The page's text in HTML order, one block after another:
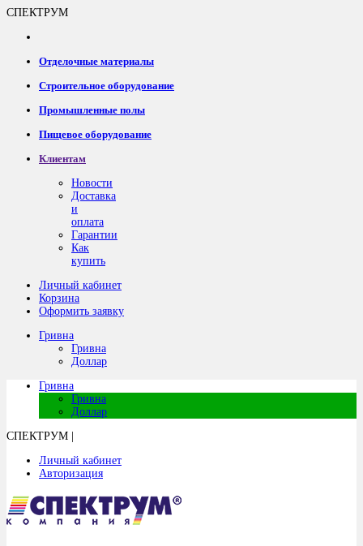
СПЕКТРУМ
Отделочные материалы
Строительное оборудование
Промышленные полы
Пищевое оборудование
Клиентам
Новости
Доставка
и
оплата
Гарантии
Как
купить
Личный кабинет
Корзина
Оформить заявку
Гривна
Гривна
Доллар
Гривна
Гривна
Доллар
СПЕКТРУМ
Личный кабинет
Авторизация